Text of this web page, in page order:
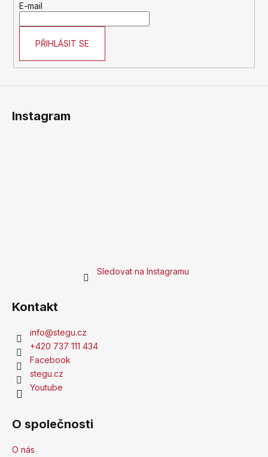
E-mail
PŘIHLÁSIT SE
Instagram
Sledovat na Instagramu
Kontakt
info@stegu.cz
+420 737 111 434
Facebook
stegu.cz
Youtube
O společnosti
O nás